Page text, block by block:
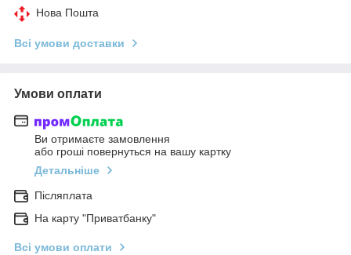
Нова Пошта
Всі умови доставки
Умови оплати
Ви отримаєте замовлення
або гроші повернуться на вашу картку
Детальніше
Післяплата
На карту "Приватбанку"
Всі умови оплати